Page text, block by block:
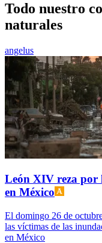
Todo nuestro
naturales
angelus
León XIV reza por
en México
El domingo 26 de
las víctimas de las
en México